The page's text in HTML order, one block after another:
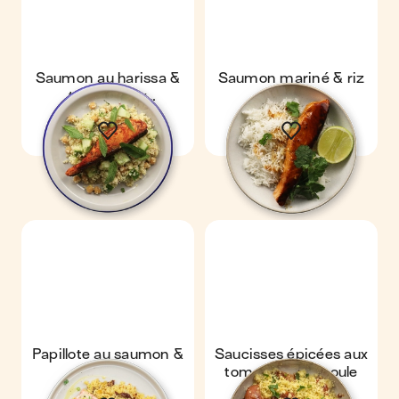
Saumon au harissa &
taboulé aux
concombres et pois-
chiches
Saumon mariné & riz
Papillote au saumon &
couscous
Saucisses épicées aux
tomates & semoule